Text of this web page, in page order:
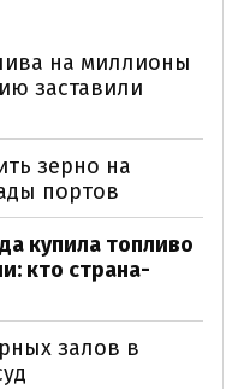
на миллионы
заставили
зерно на
портов
купила топливо
кто страна-
залов в